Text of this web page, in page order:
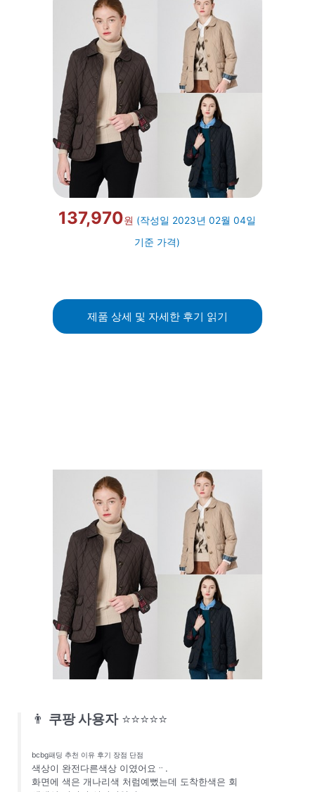
137,970원 (작성일 2023년 02월 04일
기준 가격)
제품 상세 및 자세한 후기 읽기
👨 쿠팡 사용자 ⭐⭐⭐⭐⭐
bcbg패딩 추천 이유 후기 장점 단점
색상이 완전다른색상 이였어요ᆢ.
화면에 색은 개나리색 처럼예뻤는데 도착한색은 회